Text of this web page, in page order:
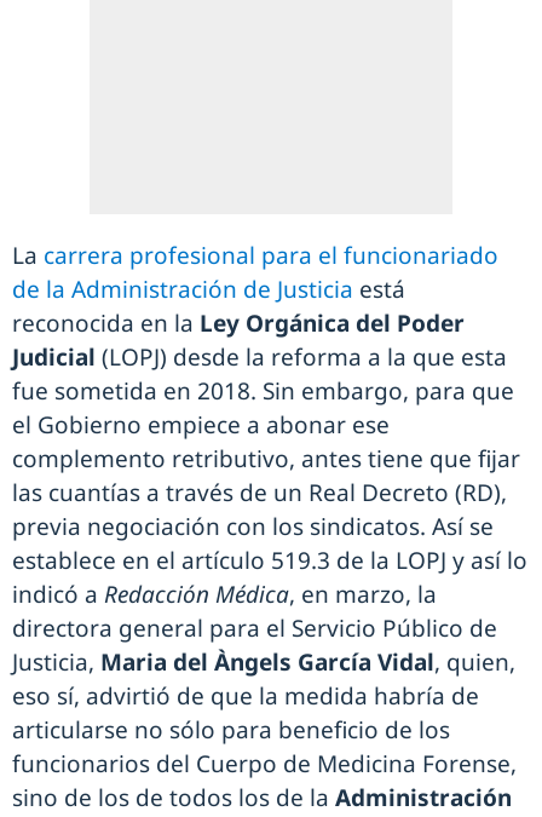
La carrera profesional para el funcionariado
de la Administración de Justicia está
reconocida en la Ley Orgánica del Poder
Judicial (LOPJ) desde la reforma a la que esta
fue sometida en 2018. Sin embargo, para que
el Gobierno empiece a abonar ese
complemento retributivo, antes tiene que fijar
las cuantías a través de un Real Decreto (RD),
previa negociación con los sindicatos. Así se
establece en el artículo 519.3 de la LOPJ y así lo
indicó a Redacción Médica, en marzo, la
directora general para el Servicio Público de
Justicia, Maria del Àngels García Vidal, quien,
eso sí, advirtió de que la medida habría de
articularse no sólo para beneficio de los
funcionarios del Cuerpo de Medicina Forense,
sino de los de todos los de la Administración